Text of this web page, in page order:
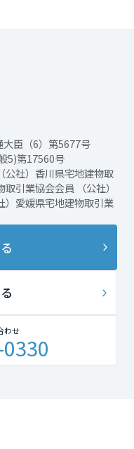
臣（6）第5677号
5)第17560号
公社）香川県宅地建物取
引業協会会員 （公社）
）愛媛県宅地建物取引業
わせ